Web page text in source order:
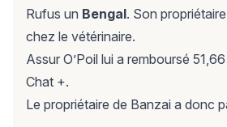
Rufus un Bengal. Son
chez le vétérinaire.
Assur O’Poil lui a remboursé
Chat +.
Le propriétaire de Banzai a donc